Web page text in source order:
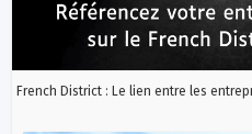
French District : Le lien entre les